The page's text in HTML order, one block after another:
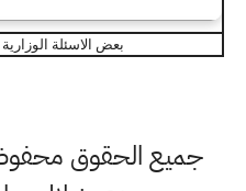
بعض الاسئلة
جميع الحقوق